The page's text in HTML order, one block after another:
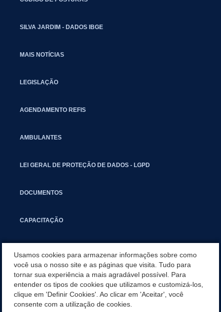
SILVA JARDIM - DADOS IBGE
MAIS NOTÍCIAS
LEGISLAÇÃO
AGENDAMENTO REFIS
AMBULANTES
LEI GERAL DE PROTEÇÃO DE DADOS - LGPD
DOCUMENTOS
CAPACITAÇÃO
GUIA RÁPIDO
CADASTRO IMOBILIÁRIO
Usamos cookies para armazenar informações sobre como
você usa o nosso site e as páginas que visita. Tudo para
tornar sua experiência a mais agradável possível. Para
entender os tipos de cookies que utilizamos e customizá-los,
clique em 'Definir Cookies'. Ao clicar em 'Aceitar', você
consente com a utilização de cookies.